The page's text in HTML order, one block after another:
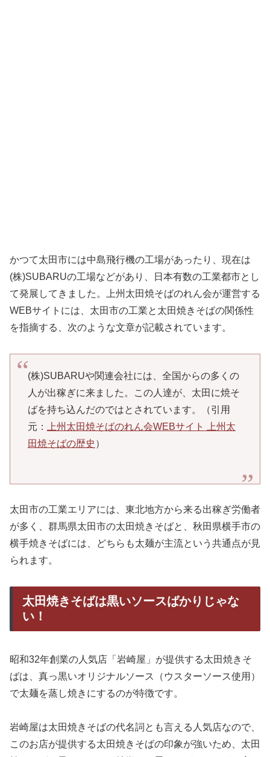
かつて太田市には中島飛行機の工場があったり、現在は
(株)SUBARUの工場などがあり、日本有数の工業都市とし
て発展してきました。上州太田焼そばのれん会が運営する
WEBサイトには、太田市の工業と太田焼きそばの関係性
を指摘する、次のような文章が記載されています。
(株)SUBARUや関連会社には、全国からの多くの
人が出稼ぎに来ました。この人達が、太田に焼そ
ばを持ち込んだのではとされています。（引用
元：
上州太田焼そばのれん会WEBサイト 上州太
田焼そばの歴史 ）
太田市の工業エリアには、東北地方から来る出稼ぎ労働者
が多く、群馬県太田市の太田焼きそばと、秋田県横手市の
横手焼きそばには、どちらも太麺が主流という共通点が見
られます。
太田焼きそばは黒いソースばかりじゃな
い！
昭和32年創業の人気店「岩崎屋」が提供する太田焼きそ
ばは、真っ黒いオリジナルソース（ウスターソース使用）
で太麺を蒸し焼きにするのが特徴です。
岩崎屋は太田焼きそばの代名詞とも言える人気店なので、
このお店が提供する太田焼きそばの印象が強いため、太田